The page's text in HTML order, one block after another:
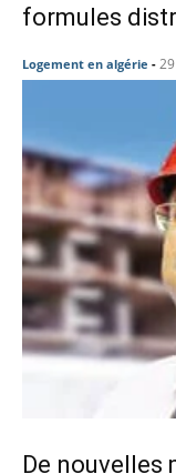
formules
Logement en algérie -
De nouvelles